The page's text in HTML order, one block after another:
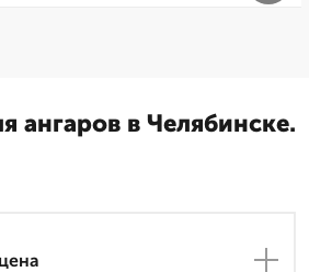
ангаров в Челябинске.